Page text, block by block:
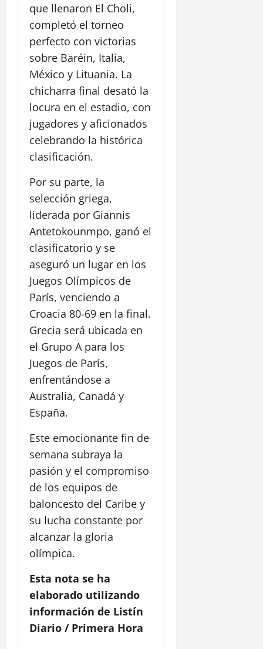
que llenaron El Choli,
completó el torneo
perfecto con victorias
sobre Baréin, Italia,
México y Lituania. La
chicharra final desató la
locura en el estadio, con
jugadores y aficionados
celebrando la histórica
clasificación.
Por su parte, la
selección griega,
liderada por Giannis
Antetokounmpo, ganó el
clasificatorio y se
aseguró un lugar en los
Juegos Olímpicos de
París, venciendo a
Croacia 80-69 en la final.
Grecia será ubicada en
el Grupo A para los
Juegos de París,
enfrentándose a
Australia, Canadá y
España.
Este emocionante fin de
semana subraya la
pasión y el compromiso
de los equipos de
baloncesto del Caribe y
su lucha constante por
alcanzar la gloria
olímpica.
Esta nota se ha
elaborado utilizando
información de Listín
Diario / Primera Hora